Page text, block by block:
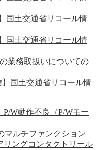
国土交通省リコール情
国土交通省リコール情
業務取扱いについての
】国土交通省リコール情
W動作不良（P/Wモー
マルチファンクション
リングコンタクトリール